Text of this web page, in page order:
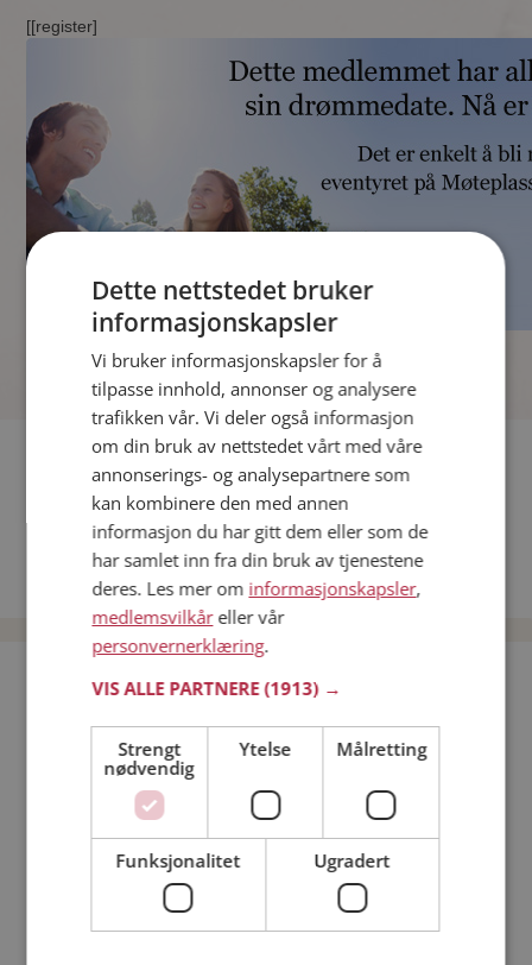
[[register]
Fler single
Date menn i Norge
Date kvinner i Norge
Bli medlem gratis!
Jeg er en: Mann Kvinne
Min alder:
Dette nettstedet bruker
informasjonskapsler
Vi bruker informasjonskapsler for å
tilpasse innhold, annonser og analysere
trafikken vår. Vi deler også informasjon
om din bruk av nettstedet vårt med våre
annonserings- og analysepartnere som
kan kombinere den med annen
informasjon du har gitt dem eller som de
har samlet inn fra din bruk av tjenestene
deres. Les mer om informasjonskapsler,
medlemsvilkåreller vår
personvernerklæring.
VIS ALLE PARTNERE(1913) →
Strengt
nødvendig
Ytelse Målretting
Funksjonalitet Ugradert